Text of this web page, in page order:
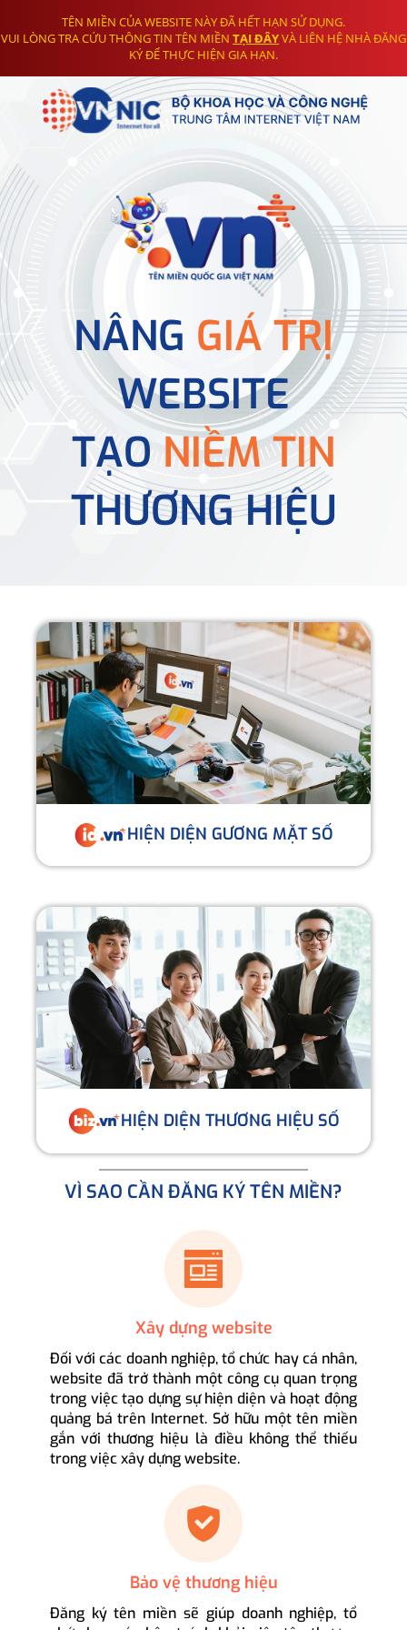
TÊN MIỀN CỦA WEBSITE NÀY ĐÃ HẾT HẠN SỬ DỤNG.
VUI LÒNG TRA CỨU THÔNG TIN TÊN MIỀN TẠI ĐÂYVÀ LIÊN HỆ NHÀ ĐĂNG
KÝ ĐỂ THỰC HIỆN GIA HẠN.
NÂNG GIÁ TRỊ
WEBSITE
TẠONIỀM TIN
THƯƠNG HIỆU
HIỆN DIỆN GƯƠNG MẶT SỐ
HIỆN DIỆN THƯƠNG HIỆU SỐ
VÌ SAO CẦN ĐĂNG KÝ TÊN MIỀN?
Xây dựng website
Đối với các doanh nghiệp, tổ chức hay cá nhân,
website đã trở thành một công cụ quan trọng
trong việc tạo dựng sự hiện diện và hoạt động
quảng bá trên Internet. Sở hữu một tên miền
gắn với thương hiệu là điều không thể thiếu
trong việc xây dựng website.
Bảo vệ thương hiệu
Đăng ký tên miền sẽ giúp doanh nghiệp, tổ